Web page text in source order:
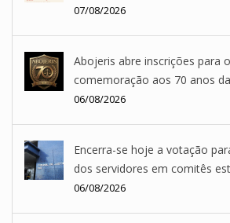
07/08/2026
Abojeris abre inscrições para
comemoração aos 70 anos
06/08/2026
Encerra-se hoje a votação
dos servidores em comitês
06/08/2026